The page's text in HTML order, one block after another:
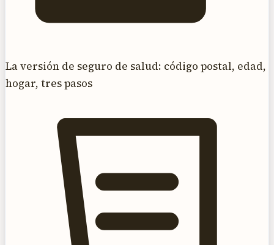
La versión de seguro de salud: código postal, edad,
hogar, tres pasos